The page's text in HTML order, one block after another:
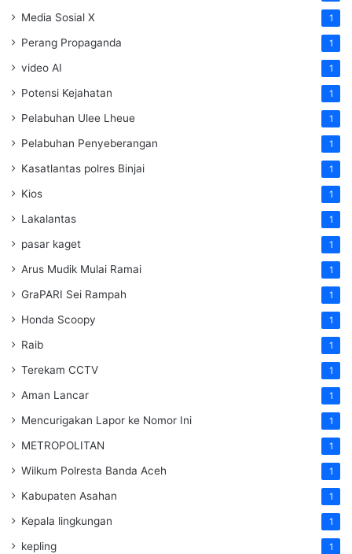
Media Sosial X 1
Perang Propaganda 1
video AI 1
Potensi Kejahatan 1
Pelabuhan Ulee Lheue 1
Pelabuhan Penyeberangan 1
Kasatlantas polres Binjai 1
Kios 1
Lakalantas 1
pasar kaget 1
Arus Mudik Mulai Ramai 1
GraPARI Sei Rampah 1
Honda Scoopy 1
Raib 1
Terekam CCTV 1
Aman Lancar 1
Mencurigakan Lapor ke Nomor Ini 1
METROPOLITAN 1
Wilkum Polresta Banda Aceh 1
Kabupaten Asahan 1
Kepala lingkungan 1
kepling 1